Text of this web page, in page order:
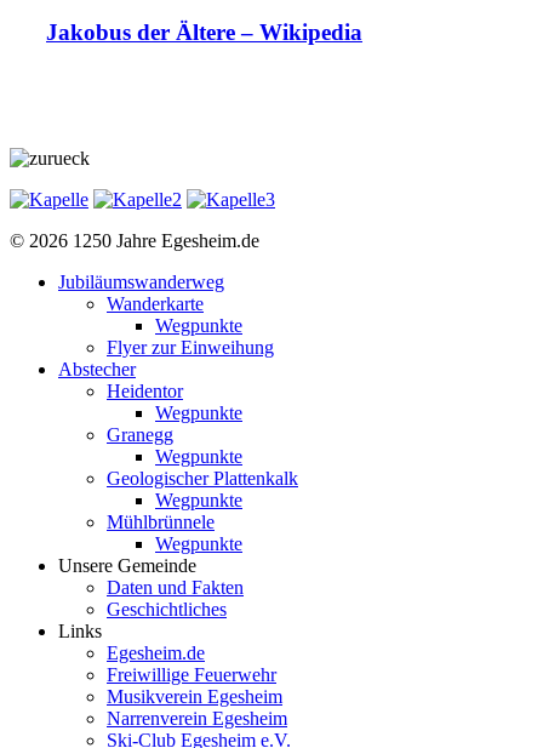
Jakobus der Ältere – Wikipedia
© 2026 1250 Jahre Egesheim.de
Jubiläumswanderweg
Wanderkarte
Wegpunkte
Flyer zur Einweihung
Abstecher
Heidentor
Wegpunkte
Granegg
Wegpunkte
Geologischer Plattenkalk
Wegpunkte
Mühlbrünnele
Wegpunkte
Unsere Gemeinde
Daten und Fakten
Geschichtliches
Links
Egesheim.de
Freiwillige Feuerwehr
Musikverein Egesheim
Narrenverein Egesheim
Ski-Club Egesheim e.V.